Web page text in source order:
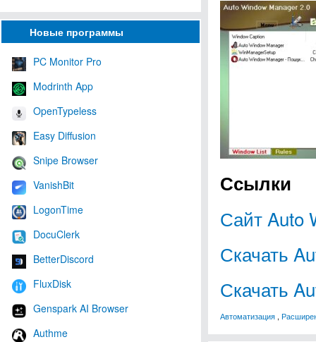
Новые программы
PC Monitor Pro
Modrinth App
OpenTypeless
Easy Diffusion
Snipe Browser
VanishBit
LogonTime
DocuClerk
BetterDiscord
FluxDisk
Genspark AI Browser
Authme
Ссылки
Сайт Auto
Скачать
Скачать
Автоматизация ,